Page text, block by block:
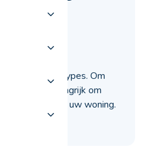
verschillende types. Om
is het erg belangrijk om
de indeling van uw woning.